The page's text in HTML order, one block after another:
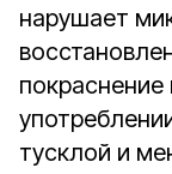
нарушает
тусклой и